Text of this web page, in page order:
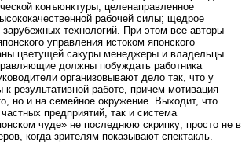
конъюнктуры; целенаправленное
рабочей силы; щедрое
технологий. При этом все авторы
управления истоком японского
цветущей сакуры менеджеры и владельцы
должны побуждать работника
организовывают дело так, что у
результативной работе, причем мотивация
но и на семейное окружение. Выходит, что
предприятий, так и система
чуде» не последнюю скрипку; просто не в
когда зрителям показывают спектакль.